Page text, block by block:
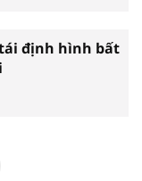
định hình bất